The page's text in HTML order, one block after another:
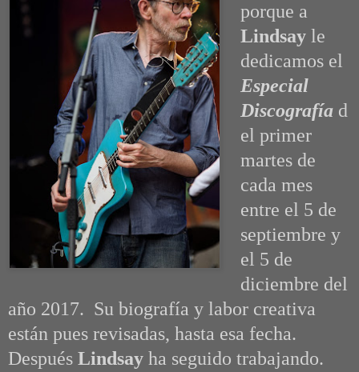
porque a
Lindsay le
dedicamos el
Especial
Discografía d
el primer
martes de
cada mes
entre el 5 de
septiembre y
el 5 de
diciembre del
año 2017. Su biografía y labor creativa
están pues revisadas, hasta esa fecha.
Después Lindsay ha seguido trabajando.